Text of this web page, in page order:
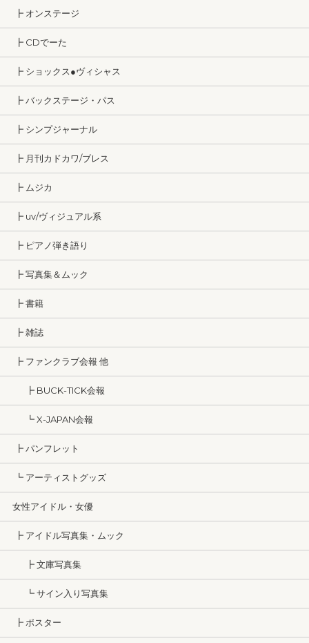
┣ オンステージ
┣ CDでーた
┣ ショックス●ヴィシャス
┣ バックステージ・パス
┣ シンプジャーナル
┣ 月刊カドカワ/ブレス
┣ ムジカ
┣ uv/ヴィジュアル系
┣ ピアノ弾き語り
┣ 写真集＆ムック
┣ 書籍
┣ 雑誌
┣ ファンクラブ会報 他
┣ BUCK-TICK会報
┗ X-JAPAN会報
┣ パンフレット
┗ アーティストグッズ
女性アイドル・女優
┣ アイドル写真集・ムック
┣ 文庫写真集
┗ サイン入り写真集
┣ ポスター